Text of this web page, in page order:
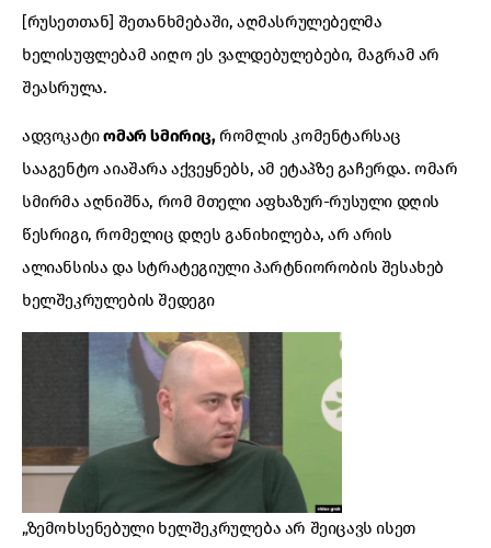
[რუსეთთან] შეთანხმებაში, აღმასრულებელმა
ხელისუფლებამ აიღო ეს ვალდებულებები, მაგრამ არ
შეასრულა.
ადვოკატიომარ სმირიც, რომლის კომენტარსაც
სააგენტო აიაშარა აქვეყნებს, ამ ეტაპზე გაჩერდა. ომარ
სმირმა აღნიშნა, რომ მთელი აფხაზურ-რუსული დღის
წესრიგი, რომელიც დღეს განიხილება, არ არის
ალიანსისა და სტრატეგიული პარტნიორობის შესახებ
ხელშეკრულების შედეგი
„ზემოხსენებული ხელშეკრულება არ შეიცავს ისეთ